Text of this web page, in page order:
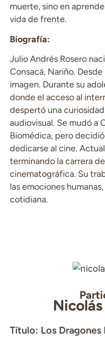
muerte, sino en
vida de frente.
Biografía:
Julio Andrés Rosero n
Consacá, Nariño.
imagen. Durante su
donde el acceso al
despertó una
audiovisual. Se mudó a
Biomédica, pero
dedicarse al cine.
terminando la carrera
cinematográfica. Su
las emociones
cotidiana.
Título: Los Dragones